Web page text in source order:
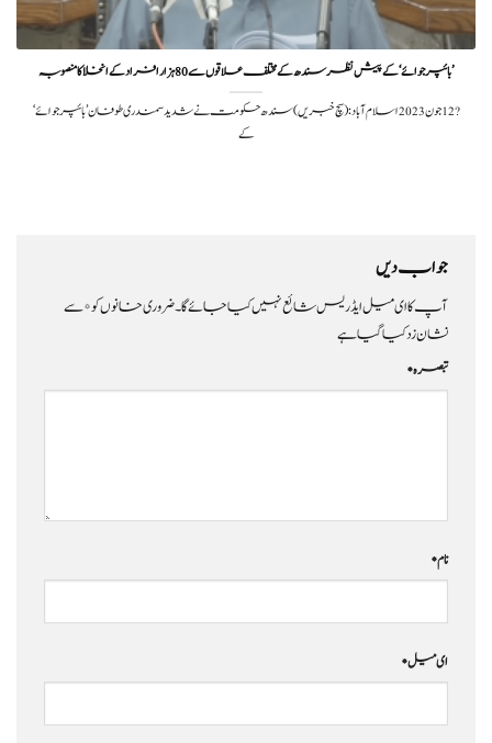
’بائپر جوائے‘ کے پیش نظر سندھ کے مختلف علاقوں سے 80 ہزار افراد کے انخلا کا منصوبہ
?️ 12 جون 2023اسلام آباد:(سچ خبریں) سندھ حکومت نے شدید سمندری طوفان ’بائپر جوائے‘
کے
جواب دیں
آپ کا ای میل ایڈریس شائع نہیں کیا جائے گا۔ضروری خانوں کو*سے
نشان زد کیا گیا ہے
تبصرہ*
نام*
ای میل*